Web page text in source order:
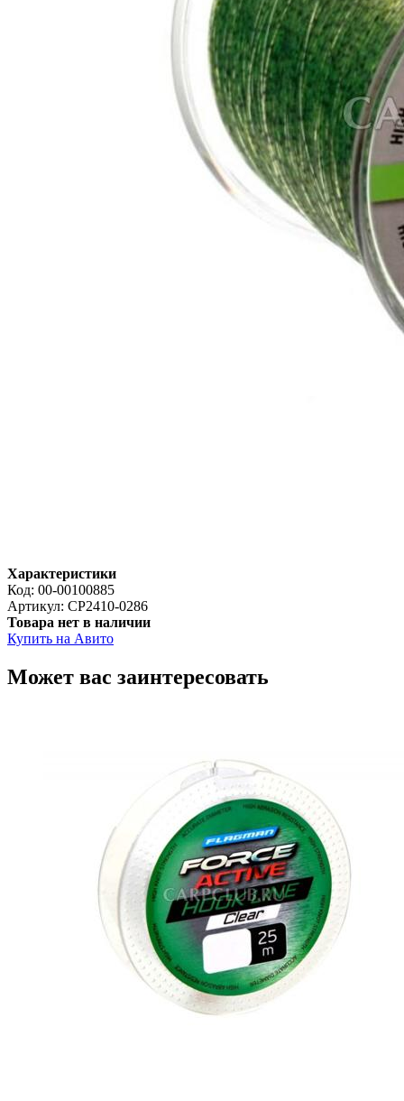
Характеристики
Код: 00-00100885
Артикул: CP2410-0286
Товара нет в наличии
Купить на Авито
Может вас заинтересовать